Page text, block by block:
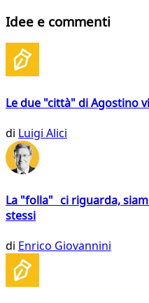
Idee e commenti
Le due "città" di Agostino
di Luigi Alici
La "folla" ci riguarda,
stessi
di Enrico Giovannini